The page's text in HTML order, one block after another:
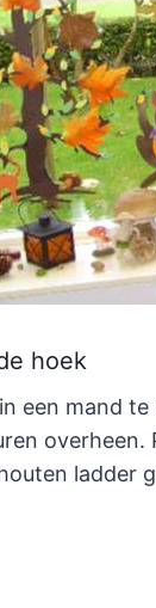
hoek
een mand
overheen.
ladder